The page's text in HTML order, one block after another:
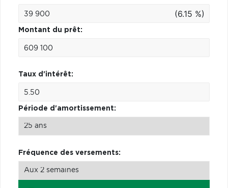
(6.15 %)
Montant du prêt:
Taux d'intérêt:
Période d'amortissement:
Fréquence des versements: